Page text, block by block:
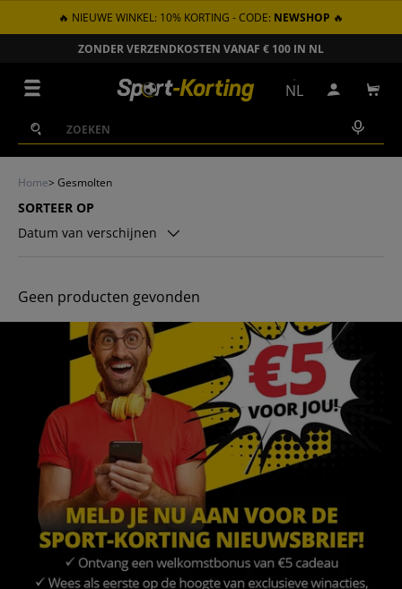
GA NAAR INHOUD
🔥 NIEUWE WINKEL: 10% KORTING - CODE: NEWSHOP 🔥
ZONDER VERZENDKOSTEN VANAF € 100 IN NL
Zoeken
Zoeken
NL Inloggen
Home> Gesmolten
SORTEER OP
Datum van verschijnen
Geen producten gevonden